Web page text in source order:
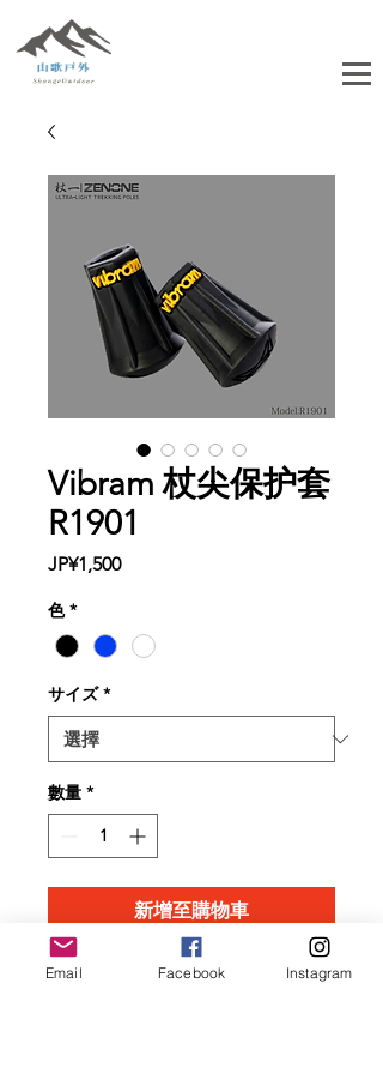
Vibram 杖尖保护套
R1901
JP¥1,500價
色 *
サイズ *
數量 *
新增至購物車
材料：Vibram橡胶
Email Facebook Instagram